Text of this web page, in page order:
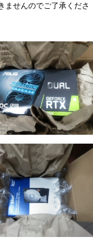
ませんのでご了承くださ